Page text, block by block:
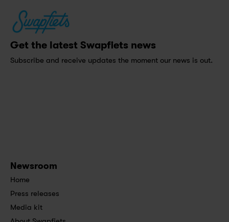
Get the latest Swapfiets news
Subscribe and receive updates the moment our news is out.
Newsroom
Home
Press releases
Media kit